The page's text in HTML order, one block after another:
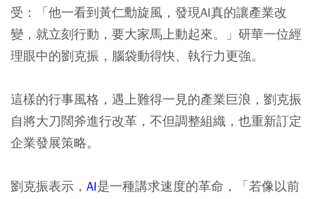
受：「他一看到黃仁勳旋風，發現AI真的讓產業改
變，就立刻行動，要大家馬上動起來。」研華一位經
理眼中的劉克振，腦袋動得快、執行力更強。
這樣的行事風格，遇上難得一見的產業巨浪，劉克振
自將大刀闊斧進行改革，不但調整組織，也重新訂定
企業發展策略。
劉克振表示， AI是一種講求速度的革命，「若像以前